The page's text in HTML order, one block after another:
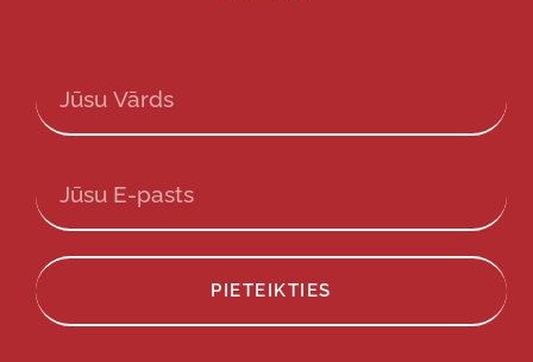
PIETEIKTIES